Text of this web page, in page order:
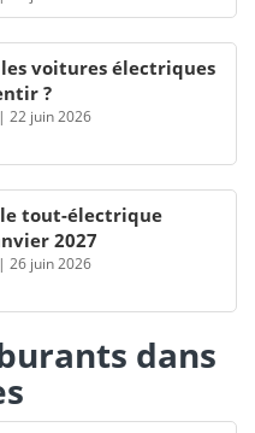
voitures électriques
?
| 22 juin 2026
le tout-électrique
2027
| 26 juin 2026
dans